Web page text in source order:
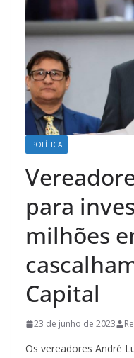
POLÍTICA
para
milhões
Capital
23 de junho de 2023
Os vereadores André